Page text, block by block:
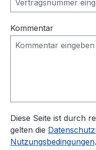
Kommentar
Diese Seite ist durch
gelten die
Nutzungsbedingungen.